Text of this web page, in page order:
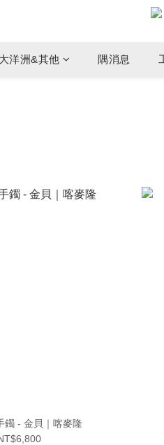
洋洲&其他 隅消息
鐲 - 金貝｜喀麥隆